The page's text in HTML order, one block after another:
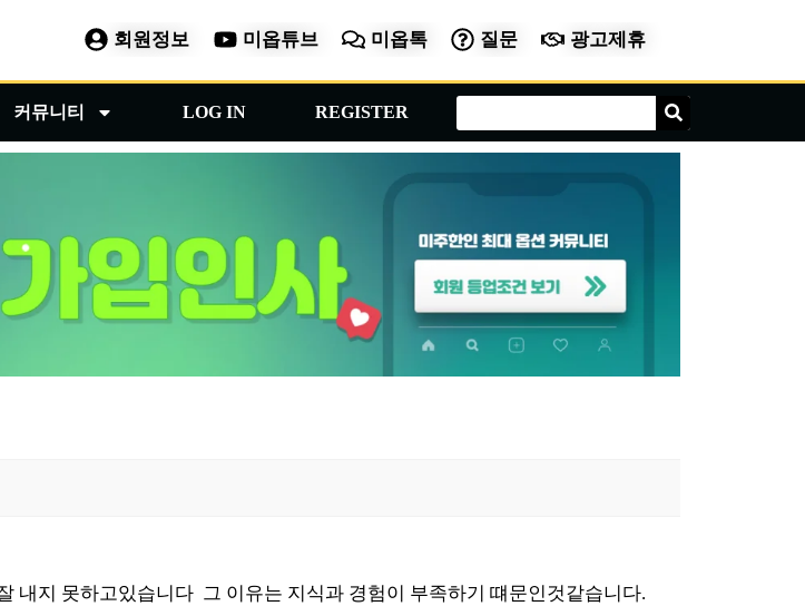
회원정보 미옵튜브 미옵톡 질문 광고제휴
커뮤니티 LOG IN REGISTER Search
내지 못하고있습니다 그 이유는 지식과 경험이 부족하기 떄문인것같습니다.